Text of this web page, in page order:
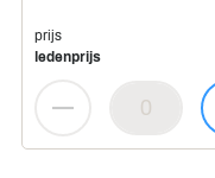
prijs
ledenprijs